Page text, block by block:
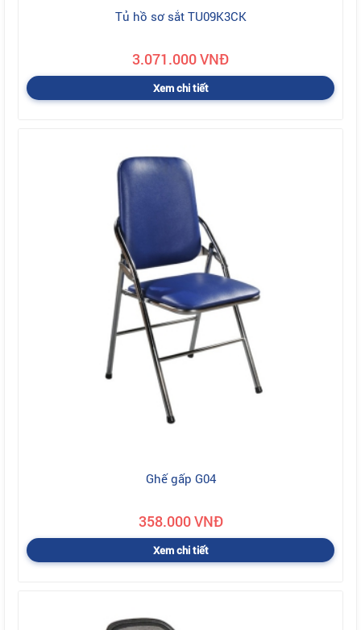
Tủ hồ sơ sắt TU09K3CK
3.071.000 VNĐ
Xem chi tiết
Ghế gấp G04
358.000 VNĐ
Xem chi tiết